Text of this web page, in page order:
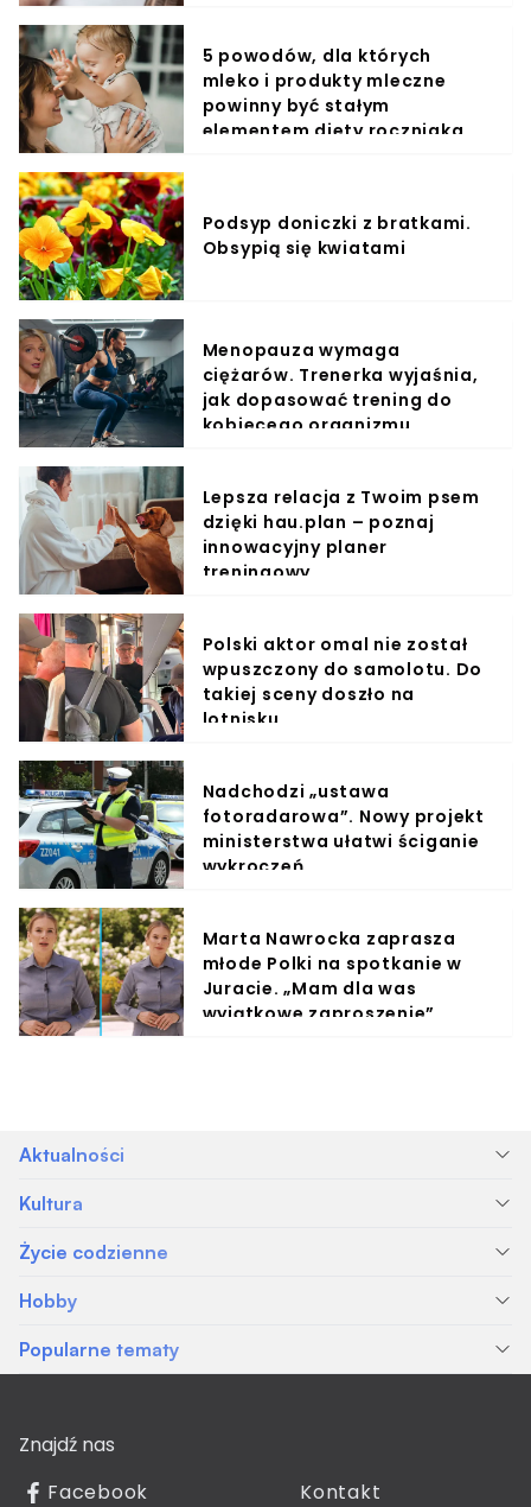
5 powodów, dla których
mleko i produkty mleczne
powinny być stałym
elementem diety roczniaka
Podsyp doniczki z bratkami.
Obsypią się kwiatami
Menopauza wymaga
ciężarów. Trenerka wyjaśnia,
jak dopasować trening do
kobiecego organizmu
Lepsza relacja z Twoim psem
dzięki hau.plan – poznaj
innowacyjny planer
treningowy
Polski aktor omal nie został
wpuszczony do samolotu. Do
takiej sceny doszło na
lotnisku
Nadchodzi „ustawa
fotoradarowa”. Nowy projekt
ministerstwa ułatwi ściganie
wykroczeń
Marta Nawrocka zaprasza
młode Polki na spotkanie w
Juracie. „Mam dla was
wyjątkowe zaproszenie”
Aktualności
Kultura
Życie codzienne
Hobby
Popularne tematy
Znajdź nas
Facebook
Kontakt